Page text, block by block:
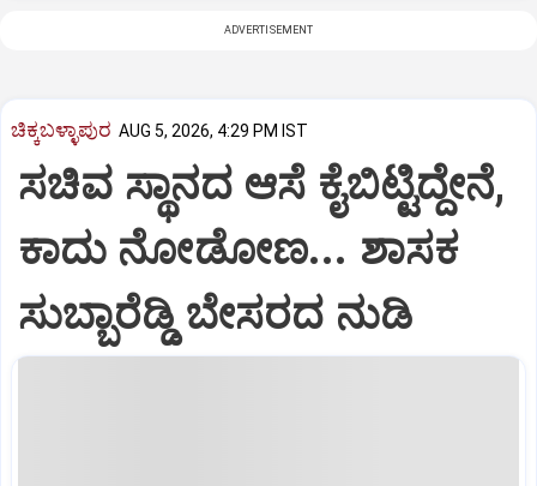
ADVERTISEMENT
ಚಿಕ್ಕಬಳ್ಳಾಪುರ AUG 5, 2026, 4:29 PM IST
ಸಚಿವ ಸ್ಥಾನದ ಆಸೆ ಕೈಬಿಟ್ಟಿದ್ದೇನೆ,
ಕಾದು ನೋಡೋಣ... ಶಾಸಕ
ಸುಬ್ಬಾರೆಡ್ಡಿ ಬೇಸರದ ನುಡಿ